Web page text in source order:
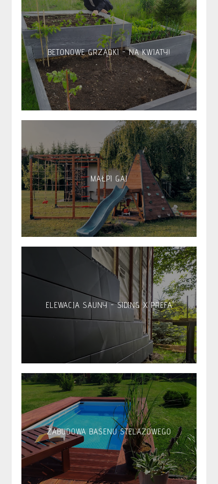
BETONOWE GRZĄDKI - NA KWIATY!
MAŁPI GAJ
ELEWACJA SAUNY - SIDING X PREFA
ZABUDOWA BASENU STELAŻOWEGO